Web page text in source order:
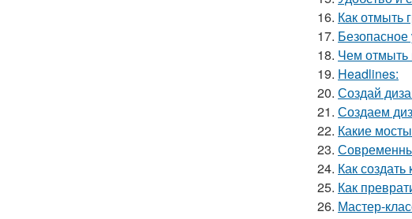
16. Как отмыть
17. Безопасное
18. Чем отмыть
19. Headlines:
20. Создай
21. Создаем
22. Какие
23.
24. Как
25. Как
26. Мастер-